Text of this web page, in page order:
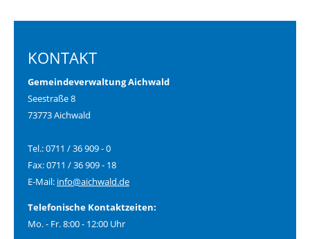
KONTAKT
Gemeindeverwaltung Aichwald
Seestraße 8
73773 Aichwald
Tel.: 0711 / 36 909 - 0
Fax: 0711 / 36 909 - 18
E-Mail: info@aichwald.de
Telefonische Kontaktzeiten:
Mo. - Fr. 8:00 - 12:00 Uhr